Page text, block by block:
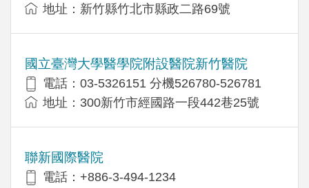
地址：新竹縣竹北市縣政二路69號
國立臺灣大學醫學院附設醫院新竹醫院
電話：03-5326151 分機526780-526781
地址：300新竹市經國路一段442巷25號
聯新國際醫院
電話：+886-3-494-1234